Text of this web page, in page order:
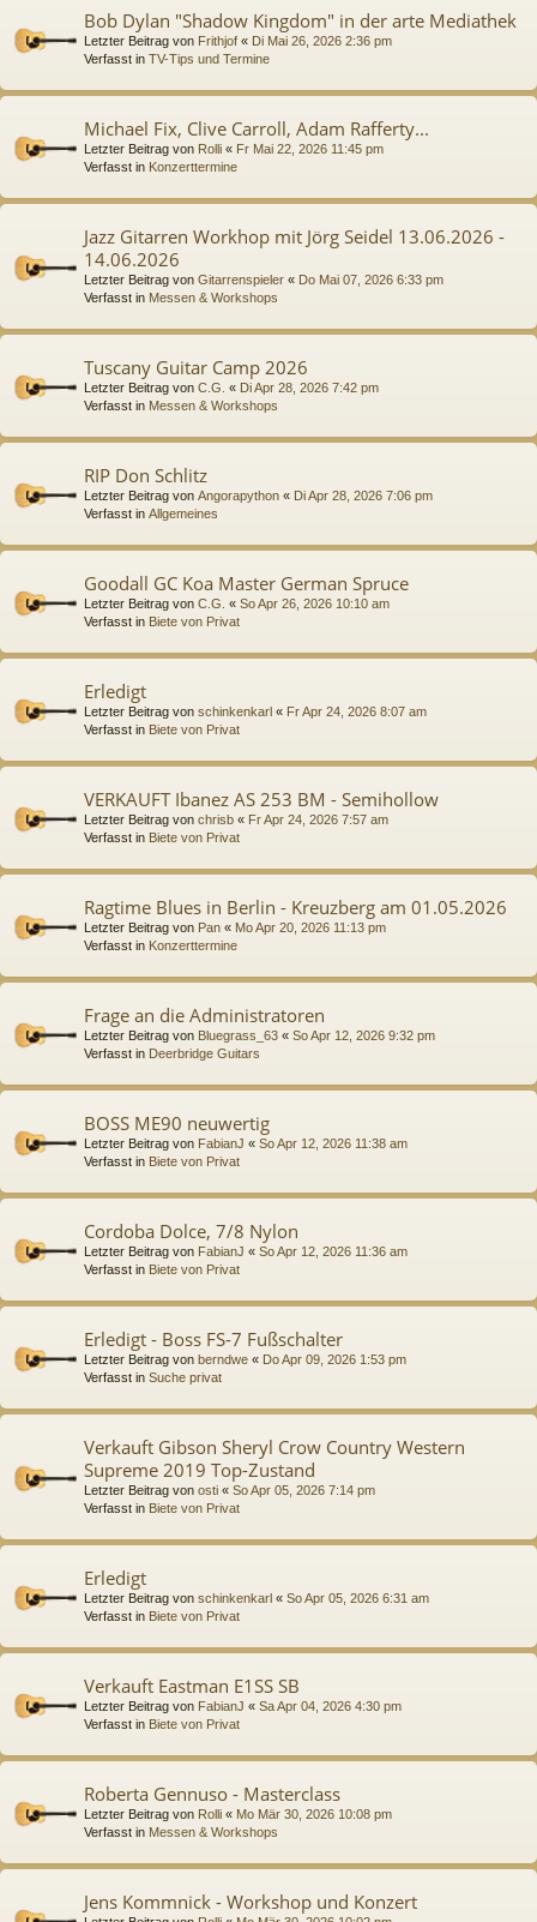
Bob Dylan "Shadow Kingdom" in der arte Mediathek
Letzter Beitrag von Frithjof « Di Mai 26, 2026 2:36 pm
Verfasst in TV-Tips und Termine
Michael Fix, Clive Carroll, Adam Rafferty...
Letzter Beitrag von Rolli « Fr Mai 22, 2026 11:45 pm
Verfasst in Konzerttermine
Jazz Gitarren Workhop mit Jörg Seidel 13.06.2026 -
14.06.2026
Letzter Beitrag von Gitarrenspieler « Do Mai 07, 2026 6:33 pm
Verfasst in Messen & Workshops
Tuscany Guitar Camp 2026
Letzter Beitrag von C.G. « Di Apr 28, 2026 7:42 pm
Verfasst in Messen & Workshops
RIP Don Schlitz
Letzter Beitrag von Angorapython « Di Apr 28, 2026 7:06 pm
Verfasst in Allgemeines
Goodall GC Koa Master German Spruce
Letzter Beitrag von C.G. « So Apr 26, 2026 10:10 am
Verfasst in Biete von Privat
Erledigt
Letzter Beitrag von schinkenkarl « Fr Apr 24, 2026 8:07 am
Verfasst in Biete von Privat
VERKAUFT Ibanez AS 253 BM - Semihollow
Letzter Beitrag von chrisb « Fr Apr 24, 2026 7:57 am
Verfasst in Biete von Privat
Ragtime Blues in Berlin - Kreuzberg am 01.05.2026
Letzter Beitrag von Pan « Mo Apr 20, 2026 11:13 pm
Verfasst in Konzerttermine
Frage an die Administratoren
Letzter Beitrag von Bluegrass_63 « So Apr 12, 2026 9:32 pm
Verfasst in Deerbridge Guitars
BOSS ME90 neuwertig
Letzter Beitrag von FabianJ « So Apr 12, 2026 11:38 am
Verfasst in Biete von Privat
Cordoba Dolce, 7/8 Nylon
Letzter Beitrag von FabianJ « So Apr 12, 2026 11:36 am
Verfasst in Biete von Privat
Erledigt - Boss FS-7 Fußschalter
Letzter Beitrag von berndwe « Do Apr 09, 2026 1:53 pm
Verfasst in Suche privat
Verkauft Gibson Sheryl Crow Country Western
Supreme 2019 Top-Zustand
Letzter Beitrag von osti « So Apr 05, 2026 7:14 pm
Verfasst in Biete von Privat
Erledigt
Letzter Beitrag von schinkenkarl « So Apr 05, 2026 6:31 am
Verfasst in Biete von Privat
Verkauft Eastman E1SS SB
Letzter Beitrag von FabianJ « Sa Apr 04, 2026 4:30 pm
Verfasst in Biete von Privat
Roberta Gennuso - Masterclass
Letzter Beitrag von Rolli « Mo Mär 30, 2026 10:08 pm
Verfasst in Messen & Workshops
Jens Kommnick - Workshop und Konzert